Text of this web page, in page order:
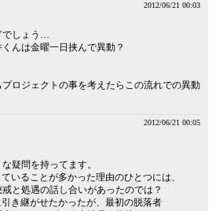
2012/06/21 00:03
でしょう…
んは金曜一日挟んで異動？
ロジェクトの事を考えたらこの流れでの異動
2012/06/21 00:05
疑問を持ってます。
いることが多かった理由のひとつには、
と処遇の話し合いがあったのでは？
き継がせたかったが、最初の脱落者